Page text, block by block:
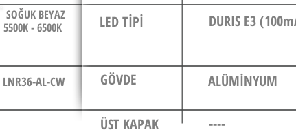
SOĞUK BEYAZ
5500K - 6500K
LNR36-AL-CW
ÜST KAPAK ----
DURIS E3
LED TİPİ
ALÜMİNYUM
GÖVDE